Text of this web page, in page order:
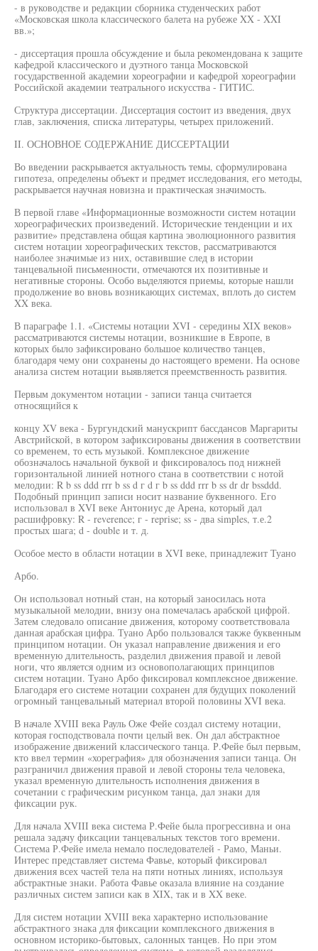
- в руководстве и редакции сборника студенческих работ
«Московская школа классического балета на рубеже XX - XXI
вв.»;
- диссертация прошла обсуждение и была рекомендована к защите
кафедрой классического и дуэтного танца Московской
государственной академии хореографии и кафедрой хореографии
Российской академии театрального искусства - ГИТИС.
Структура диссертации. Диссертация состоит из введения, двух
глав, заключения, списка литературы, четырех приложений.
II. ОСНОВНОЕ СОДЕРЖАНИЕ ДИССЕРТАЦИИ
Во введении раскрывается актуальность темы, сформулирована
гипотеза, определены объект и предмет исследования, его методы,
раскрывается научная новизна и практическая значимость.
В первой главе «Информационные возможности систем нотации
хореографических произведений. Исторические тенденции и их
развитие» представлена общая картина эволюционного развития
систем нотации хореографических текстов, рассматриваются
наиболее значимые из них, оставившие след в истории
танцевальной письменности, отмечаются их позитивные и
негативные стороны. Особо выделяются приемы, которые нашли
продолжение во вновь возникающих системах, вплоть до систем
XX века.
В параграфе 1.1. «Системы нотации XVI - середины XIX веков»
рассматриваются системы нотации, возникшие в Европе, в
которых было зафиксировано большое количество танцев,
благодаря чему они сохранены до настоящего времени. На основе
анализа систем нотации выявляется преемственность развития.
Первым документом нотации - записи танца считается
относящийся к
концу XV века - Бургундский манускрипт бассдансов Маргариты
Австрийской, в котором зафиксированы движения в соответствии
со временем, то есть музыкой. Комплексное движение
обозначалось начальной буквой и фиксировалось под нижней
горизонтальной линией нотного стана в соответствии с нотой
мелодии: R b ss ddd rrr b ss d г d г b ss ddd rrr b ss dr dr bssddd.
Подобный принцип записи носит название буквенного. Его
использовал в XVI веке Антониус де Арена, который дал
расшифровку: R - reverence; г - reprise; ss - два simples, т.е.2
простых шага; d - double и т. д.
Особое место в области нотации в XVI веке, принадлежит Туано
Арбо.
Он использовал нотный стан, на который заносилась нота
музыкальной мелодии, внизу она помечалась арабской цифрой.
Затем следовало описание движения, которому соответствовала
данная арабская цифра. Туано Арбо пользовался также буквенным
принципом нотации. Он указал направление движения и его
временную длительность, разделил движения правой и левой
ноги, что является одним из основополагающих принципов
систем нотации. Туано Арбо фиксировал комплексное движение.
Благодаря его системе нотации сохранен для будущих поколений
огромный танцевальный материал второй половины XVI века.
В начале XVIII века Рауль Оже Фейе создал систему нотации,
которая господствовала почти целый век. Он дал абстрактное
изображение движений классического танца. Р.Фейе был первым,
кто ввел термин «хореграфия» для обозначения записи танца. Он
разграничил движения правой и левой стороны тела человека,
указал временную длительность исполнения движения в
сочетании с графическим рисунком танца, дал знаки для
фиксации рук.
Для начала XVIII века система Р.Фейе была прогрессивна и она
решала задачу фиксации танцевальных текстов того времени.
Система Р.Фейе имела немало последователей - Рамо, Маньи.
Интерес представляет система Фавье, который фиксировал
движения всех частей тела на пяти нотных линиях, используя
абстрактные знаки. Работа Фавье оказала влияние на создание
различных систем записи как в XIX, так и в XX веке.
Для систем нотации XVIII века характерно использование
абстрактного знака для фиксации комплексного движения в
основном историко-бытовых, салонных танцев. Но при этом